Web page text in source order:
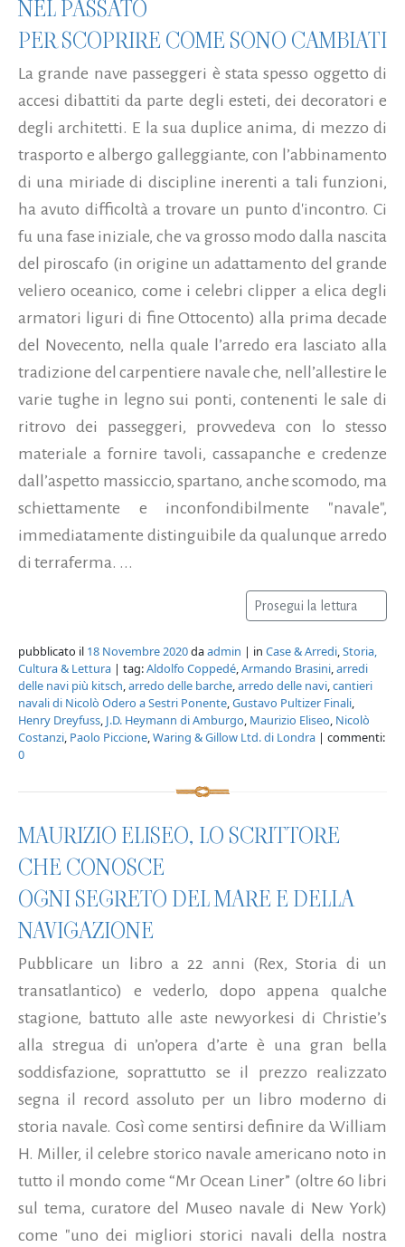
NEL PASSATO
PER SCOPRIRE COME SONO CAMBIATI
La grande nave passeggeri è stata spesso oggetto di
accesi dibattiti da parte degli esteti, dei decoratori e
degli architetti. E la sua duplice anima, di mezzo di
trasporto e albergo galleggiante, con l’abbinamento
di una miriade di discipline inerenti a tali funzioni,
ha avuto difficoltà a trovare un punto d'incontro. Ci
fu una fase iniziale, che va grosso modo dalla nascita
del piroscafo (in origine un adattamento del grande
veliero oceanico, come i celebri clipper a elica degli
armatori liguri di fine Ottocento) alla prima decade
del Novecento, nella quale l’arredo era lasciato alla
tradizione del carpentiere navale che, nell’allestire le
varie tughe in legno sui ponti, contenenti le sale di
ritrovo dei passeggeri, provvedeva con lo stesso
materiale a fornire tavoli, cassapanche e credenze
dall’aspetto massiccio, spartano, anche scomodo, ma
schiettamente e inconfondibilmente "navale",
immediatamente distinguibile da qualunque arredo
di terraferma. ...
Prosegui la lettura
pubblicato il 18 Novembre 2020daadmin | in Case & Arredi,Storia,
Cultura & Lettura | tag:Aldolfo Coppedé,Armando Brasini,arredi
delle navi più kitsch,arredo delle barche,arredo delle navi,cantieri
navali di Nicolò Odero a Sestri Ponente,Gustavo Pultizer Finali,
Henry Dreyfuss, J.D. Heymann di Amburgo, Maurizio Eliseo, Nicolò
Costanzi, Paolo Piccione,Waring & Gillow Ltd. di Londra | commenti:
0
MAURIZIO ELISEO, LO SCRITTORE
CHE CONOSCE
OGNI SEGRETO DEL MARE E DELLA
NAVIGAZIONE
Pubblicare un libro a 22 anni (Rex, Storia di un
transatlantico) e vederlo, dopo appena qualche
stagione, battuto alle aste newyorkesi di Christie’s
alla stregua di un’opera d’arte è una gran bella
soddisfazione, soprattutto se il prezzo realizzato
segna il record assoluto per un libro moderno di
storia navale. Così come sentirsi definire da William
H. Miller, il celebre storico navale americano noto in
tutto il mondo come “Mr Ocean Liner” (oltre 60 libri
sul tema, curatore del Museo navale di New York)
come "uno dei migliori storici navali della nostra